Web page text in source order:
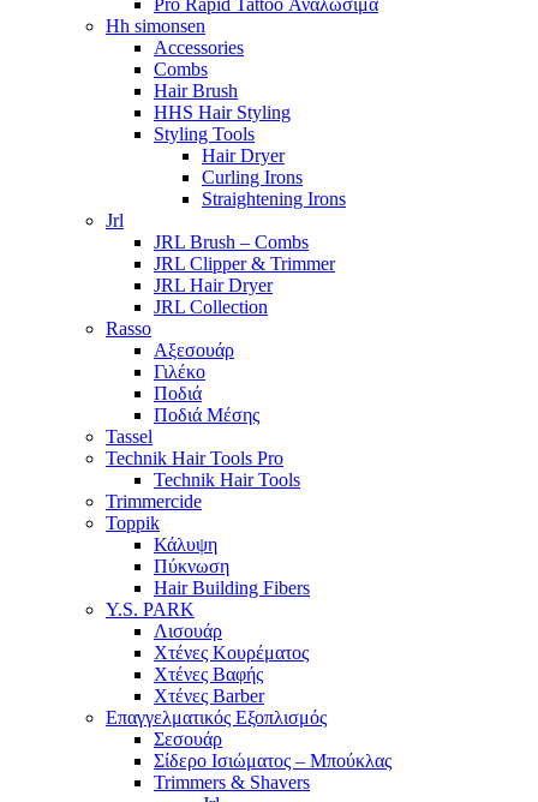
Hh simonsen
Accessories
Combs
Hair Brush
HHS Hair Styling
Styling Tools
Hair Dryer
Curling Irons
Straightening Irons
Jrl
JRL Brush – Combs
JRL Clipper & Trimmer
JRL Hair Dryer
JRL Collection
Rasso
Αξεσουάρ
Γιλέκο
Ποδιά
Ποδιά Μέσης
Tassel
Technik Hair Tools Pro
Technik Hair Tools
Trimmercide
Toppik
Κάλυψη
Πύκνωση
Hair Building Fibers
Y.S. PARK
Λισουάρ
Χτένες Κουρέματος
Χτένες Βαφής
Χτένες Barber
Επαγγελματικός Εξοπλισμός
Σεσουάρ
Σίδερο Ισιώματος – Μπούκλας
Trimmers & Shavers